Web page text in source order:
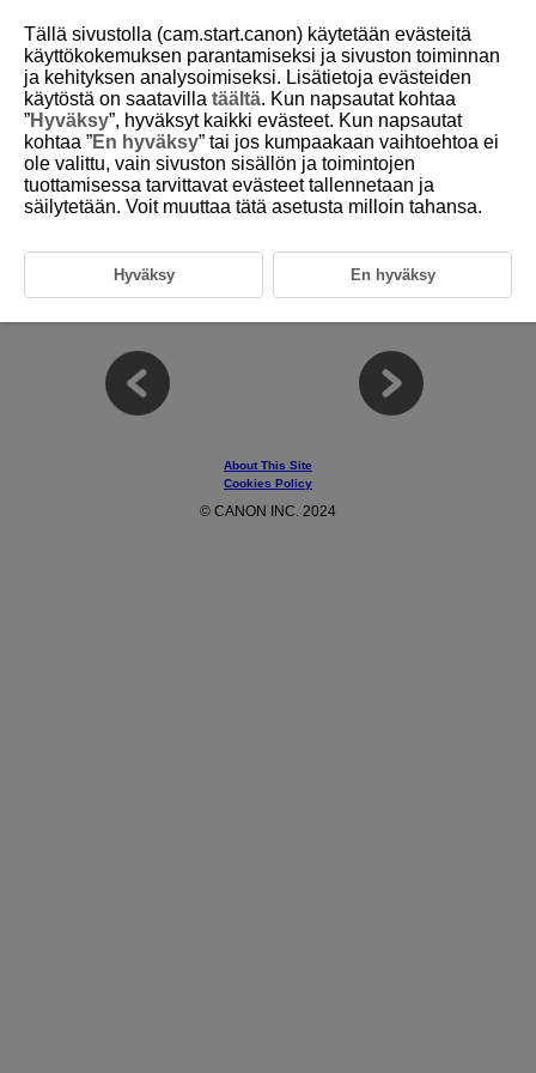
4 Action Priority
This chapter covers the action priority function, which recognizes people
performing actions unique to four sports (soccer, basketball, volleyball,
american football), and prioritizes them as the main subject.
4-2 Action Priority Setting Instructions
4-3 Action Priority Basic Operations
4-4 Usage Examples and Recommended Settings by Scene
About This Site
Cookies Policy
© CANON INC. 2024
Tällä sivustolla (cam.start.canon) käytetään evästeitä
käyttökokemuksen parantamiseksi ja sivuston toiminnan
ja kehityksen analysoimiseksi. Lisätietoja evästeiden
käytöstä on saatavilla täältä. Kun napsautat kohtaa
”Hyväksy”, hyväksyt kaikki evästeet. Kun napsautat
kohtaa ”En hyväksy” tai jos kumpaakaan vaihtoehtoa ei
ole valittu, vain sivuston sisällön ja toimintojen
tuottamisessa tarvittavat evästeet tallennetaan ja
säilytetään. Voit muuttaa tätä asetusta milloin tahansa.
Hyväksy En hyväksy